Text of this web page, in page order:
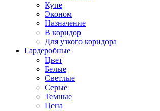
Купе
Эконом
Назначение
В коридор
Для узкого коридора
Гардеробные
Цвет
Белые
Светлые
Серые
Темные
Цена